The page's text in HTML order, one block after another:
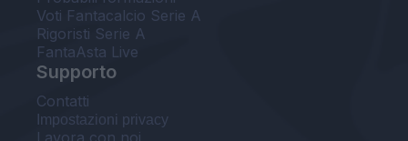
Voti Fantacalcio Serie A
Rigoristi Serie A
FantaAsta Live
Supporto
Contatti
Impostazioni privacy